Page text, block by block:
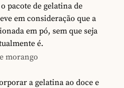
pacote de gelatina de
em consideração que a
em pó, sem que seja
é.
morango
a gelatina ao doce e